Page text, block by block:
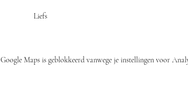
Liefs
Google Maps is geblokkeerd vanwege je instellingen voor